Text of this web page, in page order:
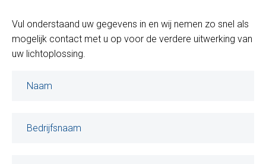
Vul onderstaand uw gegevens in en wij nemen zo snel als
mogelijk contact met u op voor de verdere uitwerking van
uw lichtoplossing.